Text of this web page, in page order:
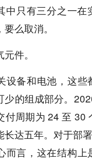
中只有三分之一在
么取消。
件。
设备和电池，这些
少的组成部分。
付周期为 24 至 30
长达五年。对于部
而言，这在结构上